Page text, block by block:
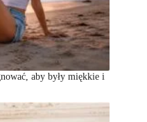
aby były miękkie i